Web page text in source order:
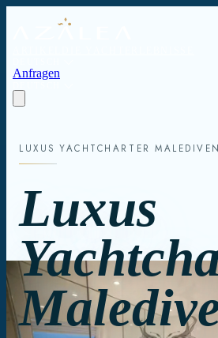
Anfragen
LUXUS YACHTCHARTER MALEDIVEN
Luxus